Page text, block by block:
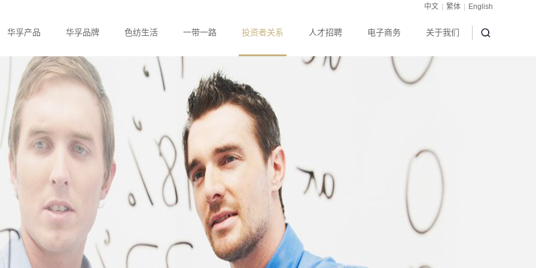
中文 繁体 English
华孚产品 华孚品牌 色纺生活 一带一路 投资者关系 人才招聘 电子商务 关于我们